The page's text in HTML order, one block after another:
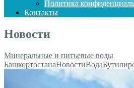
Политика
Контакты
Новости
Минеральные и питьевые воды
БашкортостанаНовостиВода